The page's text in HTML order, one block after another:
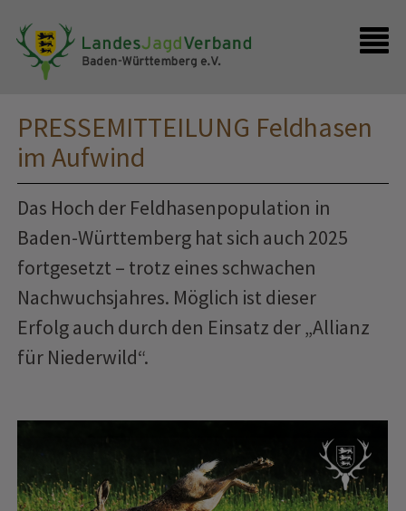
Shop
Kontakt
Anmelden
PRESSEMITTEILUNG Feldhasen
im Aufwind
Das Hoch der Feldhasenpopulation in
Baden-Württemberg hat sich auch 2025
fortgesetzt – trotz eines schwachen
Nachwuchsjahres. Möglich ist dieser
Erfolg auch durch den Einsatz der „Allianz
für Niederwild“.